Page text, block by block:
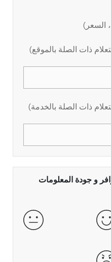
السعر)
ذات الصلة بالموقع)
ذات الصلة بالخدمة)
و جودة المعلومات
جيدة عادية
سيئة جداً